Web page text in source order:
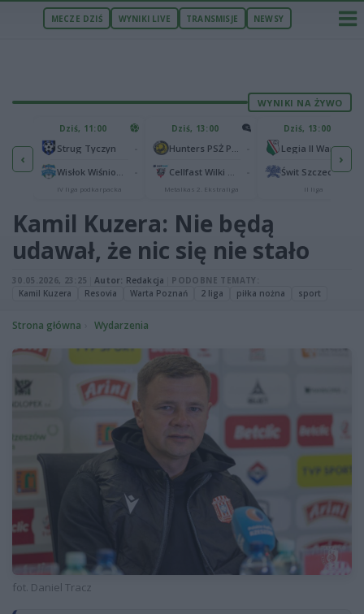
MECZE DZIŚ WYNIKI LIVE TRANSMISJE NEWSY
WYNIKI NA ŻYWO
‹
Podbeskidzie Bielsko-Biała2
2
Dziś, 11:00
Strug Tyczyn
IV liga podkarpacka
Dziś, 13:00
Metalkas 2. Ekstraliga
Dziś, 13:00
Legia II Warszawa
Świt Szczecin
II liga
›
Kamil Kuzera: Nie będą
udawał, że nic się nie stało
30.05.2026, 23:25 Autor: Redakcja
PODOBNE TEMATY:
Kamil Kuzera
Resovia Warta Poznań 2 liga piłka nożna sport
Strona główna Wydarzenia
fot. Daniel Tracz